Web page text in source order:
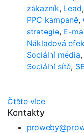
zákazník, Lead,
PPC kampaně,
strategie, E-
Nákladová
Sociální média,
Sociální sítě,
Čtěte více
Kontakty